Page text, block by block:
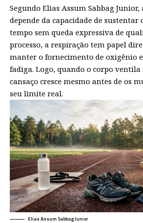
Segundo Elias Assum Sabbag Junior,
depende da capacidade de sustentar
tempo sem queda expressiva de
processo, a respiração tem papel
manter o fornecimento de oxigênio
fadiga. Logo, quando o corpo ventila
cansaço cresce mesmo antes de os
seu limite real.
Elias Assum Sabbag Junior